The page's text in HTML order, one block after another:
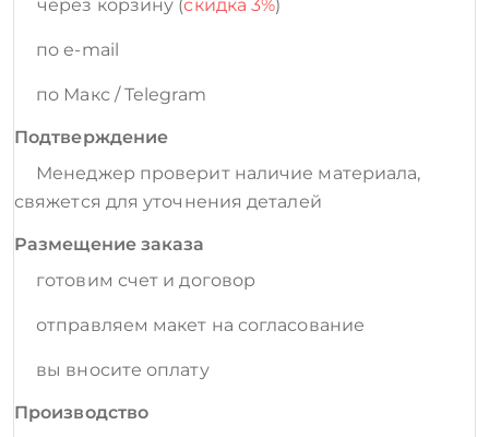
через корзину (скидка 3%)
по e-mail
по Макс / Telegram
Подтверждение
Менеджер проверит наличие материала,
свяжется для уточнения деталей
Размещение заказа
готовим счет и договор
отправляем макет на согласование
вы вносите оплату
Производство